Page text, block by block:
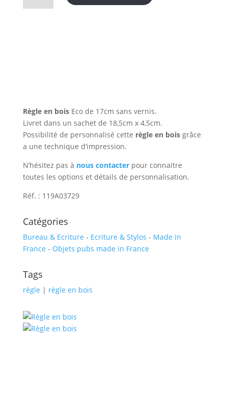
Règle
Règle en boisEco de 17cm sans vernis.
Livret dans un sachet de 18,5cm x 4,5cm.
Possibilité de personnalisé cette règle en boisgrâce
a une technique d’impression.
N’hésitez pas à nous contacterpour connaitre
toutes les options et détails de personnalisation.
Réf. : 119A03729
Catégories
Bureau & Ecriture - Ecriture & Stylos - Made in
France - Objets pubs made in France
Tags
règle | règle en bois